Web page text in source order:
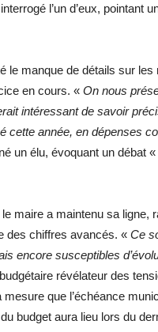
l’un d’eux, pointant
le manque de détails sur les
en cours. « On nous
intéressant de savoir
cette année, en dépenses
un élu, évoquant un débat
maire a maintenu sa ligne,
des chiffres avancés. « Ce
encore susceptibles
révélateur des
mesure que l’échéance
budget aura lieu lors du